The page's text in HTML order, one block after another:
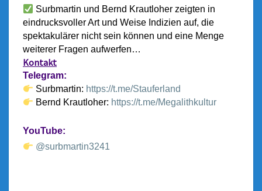
Surbmartin und Bernd Krautloher zeigten in
eindrucksvoller Art und Weise Indizien auf, die
spektakulärer nicht sein können und eine Menge
weiterer Fragen aufwerfen…
Kontakt
Telegram:
Surbmartin: https://t.me/Stauferland
Bernd Krautloher: https://t.me/Megalithkultur
YouTube:
@surbmartin3241